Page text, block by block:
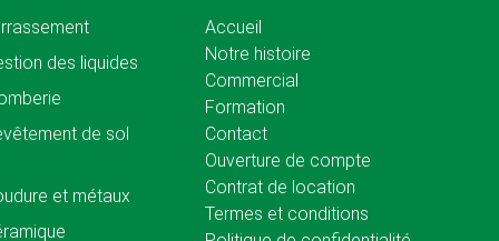
des liquides
de sol
et métaux
Accueil
Notre histoire
Commercial
Formation
Contact
Ouverture de compte
Contrat de location
Termes et conditions